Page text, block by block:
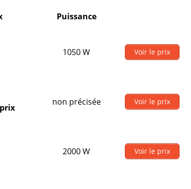
Puissance
1050 W Voir le prix
non précisée Voir le prix
2000 W Voir le prix